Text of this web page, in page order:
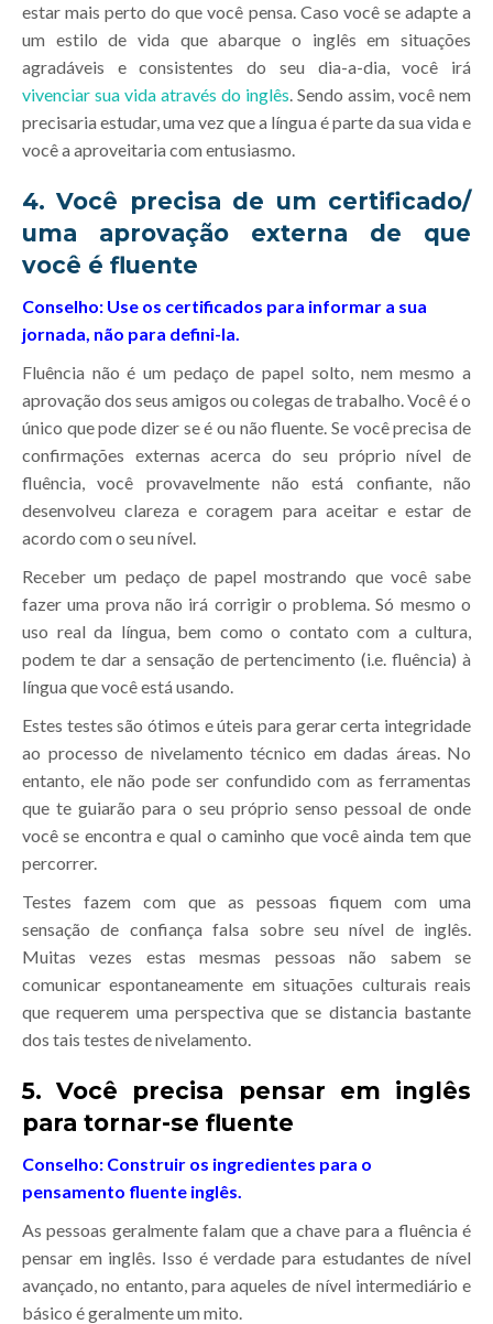
estar mais perto do que você pensa. Caso você se adapte a
um estilo de vida que abarque o inglês em situações
agradáveis e consistentes do seu dia-a-dia, você irá
vivenciar sua vida através do inglês. Sendo assim, você nem
precisaria estudar, uma vez que a língua é parte da sua vida e
você a aproveitaria com entusiasmo.
4. Você precisa de um certificado/
uma aprovação externa de que
você é fluente
Conselho: Use os certificados para informar a sua
jornada, não para defini-la.
Fluência não é um pedaço de papel solto, nem mesmo a
aprovação dos seus amigos ou colegas de trabalho. Você é o
único que pode dizer se é ou não fluente. Se você precisa de
confirmações externas acerca do seu próprio nível de
fluência, você provavelmente não está confiante, não
desenvolveu clareza e coragem para aceitar e estar de
acordo com o seu nível.
Receber um pedaço de papel mostrando que você sabe
fazer uma prova não irá corrigir o problema. Só mesmo o
uso real da língua, bem como o contato com a cultura,
podem te dar a sensação de pertencimento (i.e. fluência) à
língua que você está usando.
Estes testes são ótimos e úteis para gerar certa integridade
ao processo de nivelamento técnico em dadas áreas. No
entanto, ele não pode ser confundido com as ferramentas
que te guiarão para o seu próprio senso pessoal de onde
você se encontra e qual o caminho que você ainda tem que
percorrer.
Testes fazem com que as pessoas fiquem com uma
sensação de confiança falsa sobre seu nível de inglês.
Muitas vezes estas mesmas pessoas não sabem se
comunicar espontaneamente em situações culturais reais
que requerem uma perspectiva que se distancia bastante
dos tais testes de nivelamento.
5. Você precisa pensar em inglês
para tornar-se fluente
Conselho: Construir os ingredientes para o
pensamento fluente inglês.
As pessoas geralmente falam que a chave para a fluência é
pensar em inglês. Isso é verdade para estudantes de nível
avançado, no entanto, para aqueles de nível intermediário e
básico é geralmente um mito.